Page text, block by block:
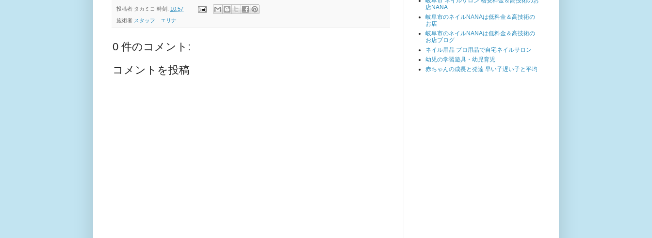
投稿者 タカミコ 時刻: 10:57
施術者 スタッフ エリナ
0 件のコメント:
コメントを投稿
店NANA
岐阜市のネイルNANAは低料金＆高技術の
お店
岐阜市のネイルNANAは低料金＆高技術の
お店ブログ
ネイル用品 プロ用品で自宅ネイルサロン
幼児の学習遊具・幼児育児
赤ちゃんの成長と発達 早い子遅い子と平均